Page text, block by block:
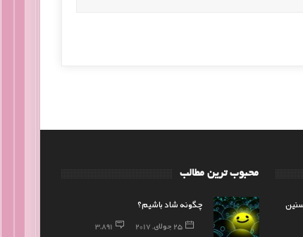
محبوب ترین مطالب
چگونه شاد باشیم؟
25 جولای, 2017 3,891